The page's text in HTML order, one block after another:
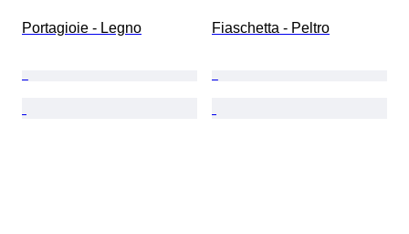
Portagioie - Legno Fiaschetta - Peltro